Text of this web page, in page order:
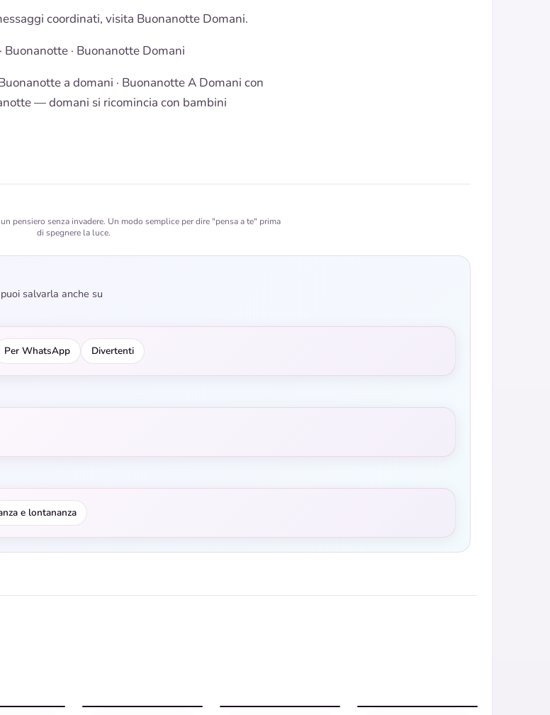
coordinati, visita Buonanotte Domani.
· Buonanotte · Buonanotte Domani
a domani · Buonanotte A Domani con
— domani si ricomincia con bambini
pensiero senza invadere. Un modo semplice per dire "pensa a te" prima
di spegnere la luce.
salvarla anche su
Per WhatsApp Divertenti
e lontananza
silenziosa
vellutata
celeste